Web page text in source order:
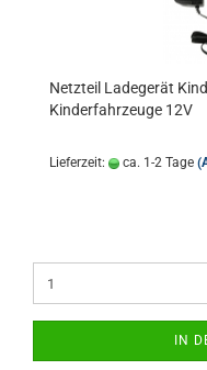
Netzteil Ladegerät
Kinderfahrzeuge 12V
Lieferzeit: ca. 1-2 Tage
IN